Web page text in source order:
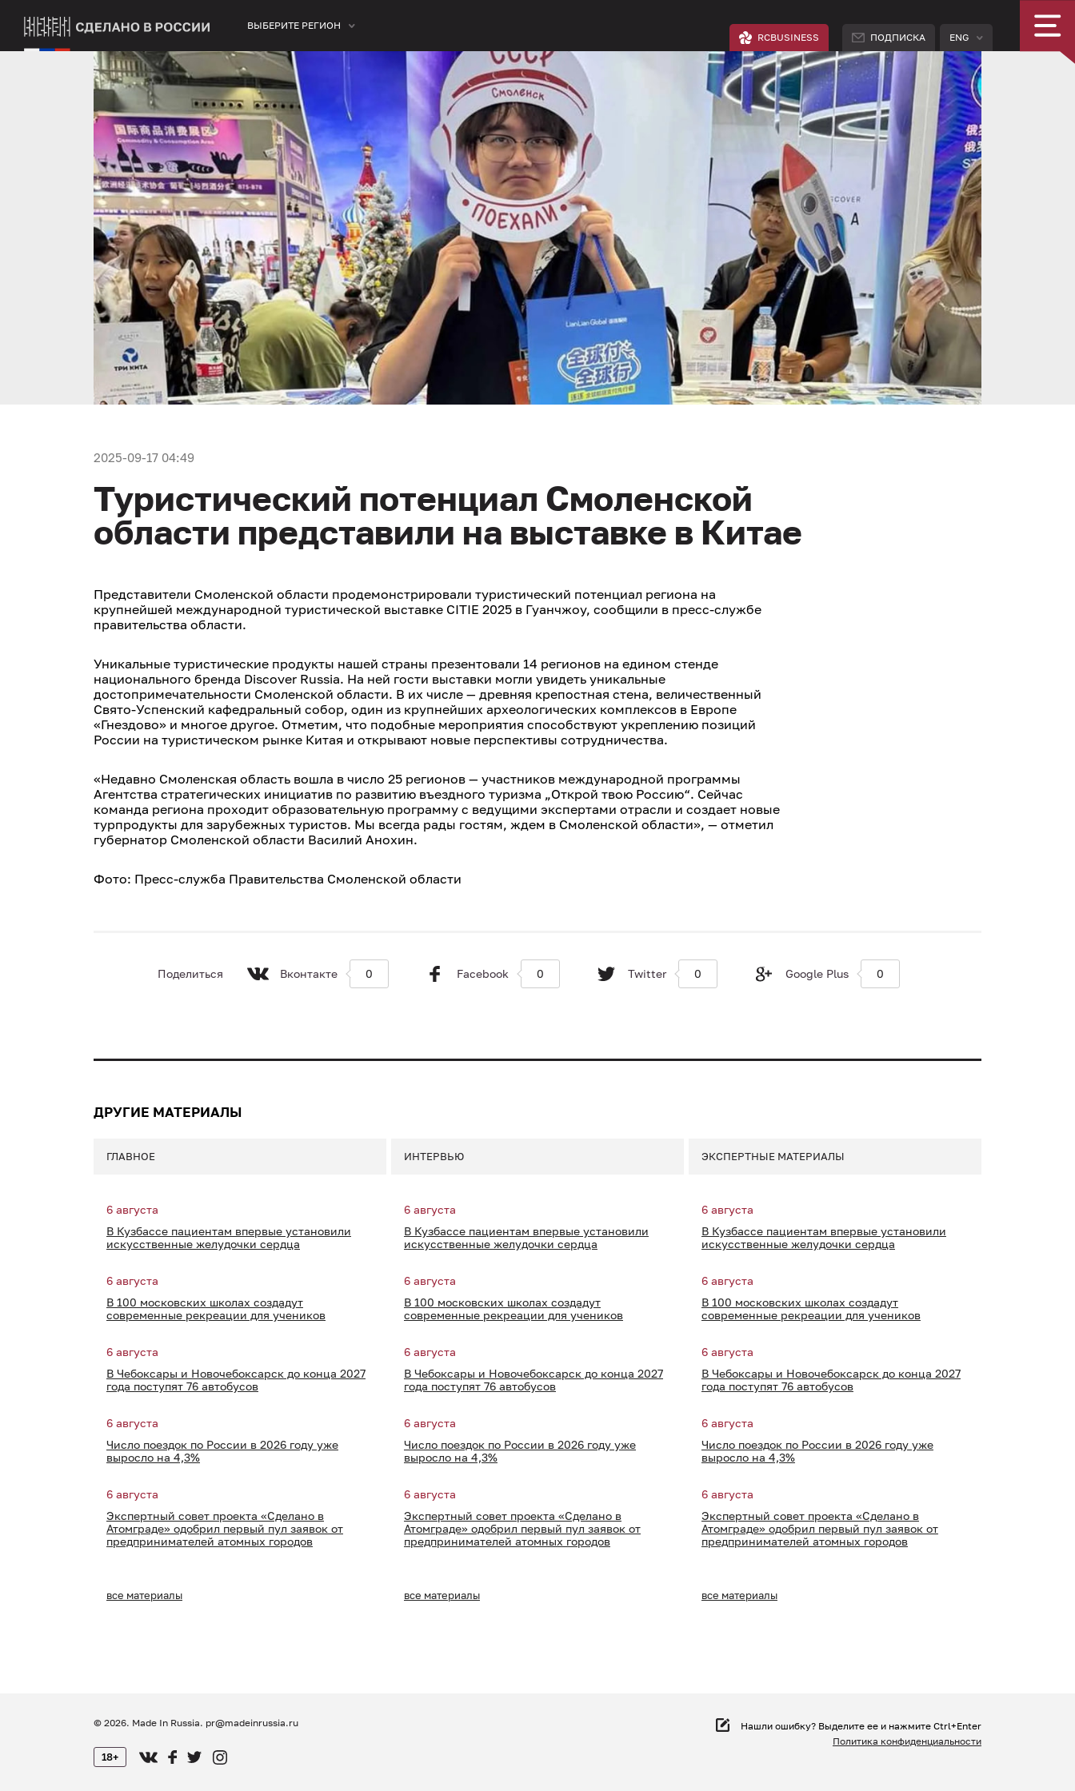
ВЫБЕРИТЕ РЕГИОН
RCBUSINESS
ПОДПИСКА ENG
2025-09-17 04:49
Туристический потенциал Смоленской
области представили на выставке в Китае
Представители Смоленской области продемонстрировали туристический потенциал региона на
крупнейшей международной туристической выставке CITIE 2025 в Гуанчжоу, сообщили в пресс-службе
правительства области.
Уникальные туристические продукты нашей страны презентовали 14 регионов на едином стенде
национального бренда Discover Russia. На ней гости выставки могли увидеть уникальные
достопримечательности Смоленской области. В их числе — древняя крепостная стена, величественный
Свято-Успенский кафедральный собор, один из крупнейших археологических комплексов в Европе
«Гнездово» и многое другое. Отметим, что подобные мероприятия способствуют укреплению позиций
России на туристическом рынке Китая и открывают новые перспективы сотрудничества.
«Недавно Смоленская область вошла в число 25 регионов — участников международной программы
Агентства стратегических инициатив по развитию въездного туризма „Открой твою Россию“. Сейчас
команда региона проходит образовательную программу с ведущими экспертами отрасли и создает новые
турпродукты для зарубежных туристов. Мы всегда рады гостям, ждем в Смоленской области», — отметил
губернатор Смоленской области Василий Анохин.
Фото: Пресс-служба Правительства Смоленской области
Поделиться Вконтакте 0 Facebook 0 Twitter 0 Google Plus 0
ДРУГИЕ МАТЕРИАЛЫ
ГЛАВНОЕ
6 августа
В Кузбассе пациентам впервые установили
искусственные желудочки сердца
6 августа
В 100 московских школах создадут
современные рекреации для учеников
6 августа
В Чебоксары и Новочебоксарск до конца 2027
года поступят 76 автобусов
6 августа
Число поездок по России в 2026 году уже
выросло на 4,3%
6 августа
Экспертный совет проекта «Сделано в
Атомграде» одобрил первый пул заявок от
предпринимателей атомных городов
все материалы
ИНТЕРВЬЮ
6 августа
В Кузбассе пациентам впервые установили
искусственные желудочки сердца
6 августа
В 100 московских школах создадут
современные рекреации для учеников
6 августа
В Чебоксары и Новочебоксарск до конца 2027
года поступят 76 автобусов
6 августа
Число поездок по России в 2026 году уже
выросло на 4,3%
6 августа
Экспертный совет проекта «Сделано в
Атомграде» одобрил первый пул заявок от
предпринимателей атомных городов
все материалы
ЭКСПЕРТНЫЕ МАТЕРИАЛЫ
6 августа
В Кузбассе пациентам впервые установили
искусственные желудочки сердца
6 августа
В 100 московских школах создадут
современные рекреации для учеников
6 августа
В Чебоксары и Новочебоксарск до конца 2027
года поступят 76 автобусов
6 августа
Число поездок по России в 2026 году уже
выросло на 4,3%
6 августа
Экспертный совет проекта «Сделано в
Атомграде» одобрил первый пул заявок от
предпринимателей атомных городов
все материалы
© 2026. Made In Russia. pr@madeinrussia.ru
18+
Нашли ошибку? Выделите ее и нажмите Ctrl+Enter
Политика конфиденциальности